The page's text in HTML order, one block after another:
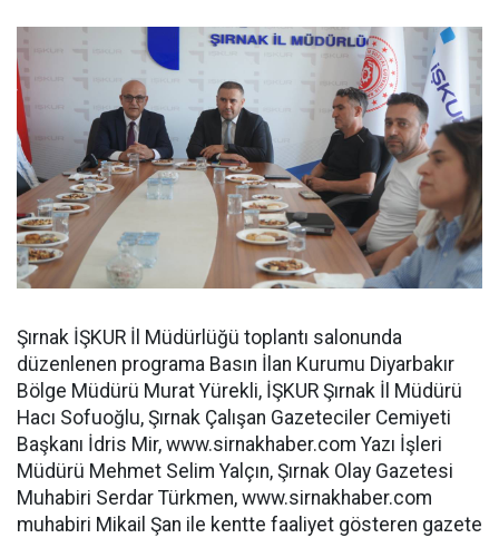
Şırnak İŞKUR İl Müdürlüğü toplantı salonunda
düzenlenen programa Basın İlan Kurumu Diyarbakır
Bölge Müdürü Murat Yürekli, İŞKUR Şırnak İl Müdürü
Hacı Sofuoğlu, Şırnak Çalışan Gazeteciler Cemiyeti
Başkanı İdris Mir, www.sirnakhaber.com Yazı İşleri
Müdürü Mehmet Selim Yalçın, Şırnak Olay Gazetesi
Muhabiri Serdar Türkmen, www.sirnakhaber.com
muhabiri Mikail Şan ile kentte faaliyet gösteren gazete